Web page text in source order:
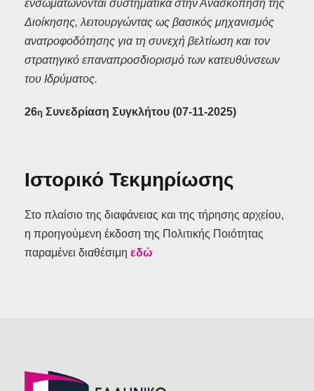
ενσωματώνονται συστηματικά στην Ανασκόπηση της
Διοίκησης, λειτουργώντας ως βασικός μηχανισμός
ανατροφοδότησης για τη συνεχή βελτίωση και τον
στρατηγικό επαναπροσδιορισμό των κατευθύνσεων
του Ιδρύματος.
26η Συνεδρίαση Συγκλήτου (07-11-2025)
Ιστορικό Τεκμηρίωσης
Στο πλαίσιο της διαφάνειας και της τήρησης αρχείου,
η προηγούμενη έκδοση της Πολιτικής Ποιότητας
παραμένει διαθέσιμη εδώ